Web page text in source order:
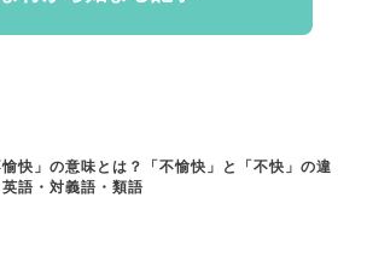
愉快」の意味とは？「不愉快」と「不快」の違
英語・対義語・類語